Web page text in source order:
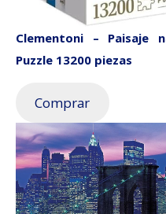
Clementoni – Paisaje
Puzzle 13200 piezas
Comprar